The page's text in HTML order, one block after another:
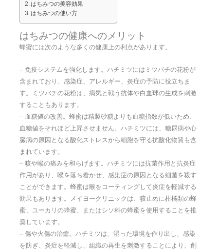
はちみつの美容効果
はちみつの使い方
はちみつの健康へのメリット
蜂蜜には次のような多くの健康上の利点があります。
– 免疫システムを強化します。ハチミツにはミツバチの花粉が
含まれており、感染症、アレルギー、炎症の予防に役立ちま
す。ミツバチの花粉は、病気と戦う抗体や白血球の生成を刺激
することもあります。
– 血糖値の改善。蜂蜜は精製砂糖よりも血糖指数が低いため、
血糖値をそれほど上昇させません。ハチミツには、糖尿病や心
臓病の原因となる酸化ストレスから細胞を守る抗酸化物質も含
まれています。
– 咳や喉の痛みを和らげます。ハチミツには抗菌作用と抗炎症
作用があり、喉を落ち着かせ、感染症の原因となる細菌を殺す
ことができます。蜂蜜は喉をコーティングして炎症を軽減する
効果もあります。メイヨークリニックは、咳止めに柑橘類の蜂
蜜、ユーカリの蜂蜜、またはシソ科の蜂蜜を使用することを推
奨しています。
– 傷や火傷の治癒。ハチミツは、湿った環境を作り出し、感染
を防ぎ、炎症を軽減し、組織の再生を刺激することにより、創